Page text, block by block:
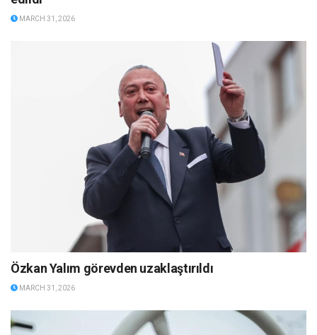
MARCH 31, 2026
Özkan Yalım görevden uzaklaştırıldı
MARCH 31, 2026